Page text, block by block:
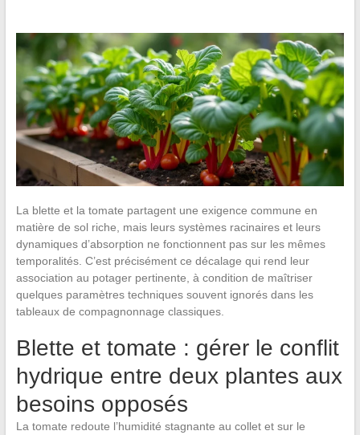
La blette et la tomate partagent une exigence commune en
matière de sol riche, mais leurs systèmes racinaires et leurs
dynamiques d’absorption ne fonctionnent pas sur les mêmes
temporalités. C’est précisément ce décalage qui rend leur
association au potager pertinente, à condition de maîtriser
quelques paramètres techniques souvent ignorés dans les
tableaux de compagnonnage classiques.
Blette et tomate : gérer le conflit
hydrique entre deux plantes aux
besoins opposés
La tomate redoute l’humidité stagnante au collet et sur le